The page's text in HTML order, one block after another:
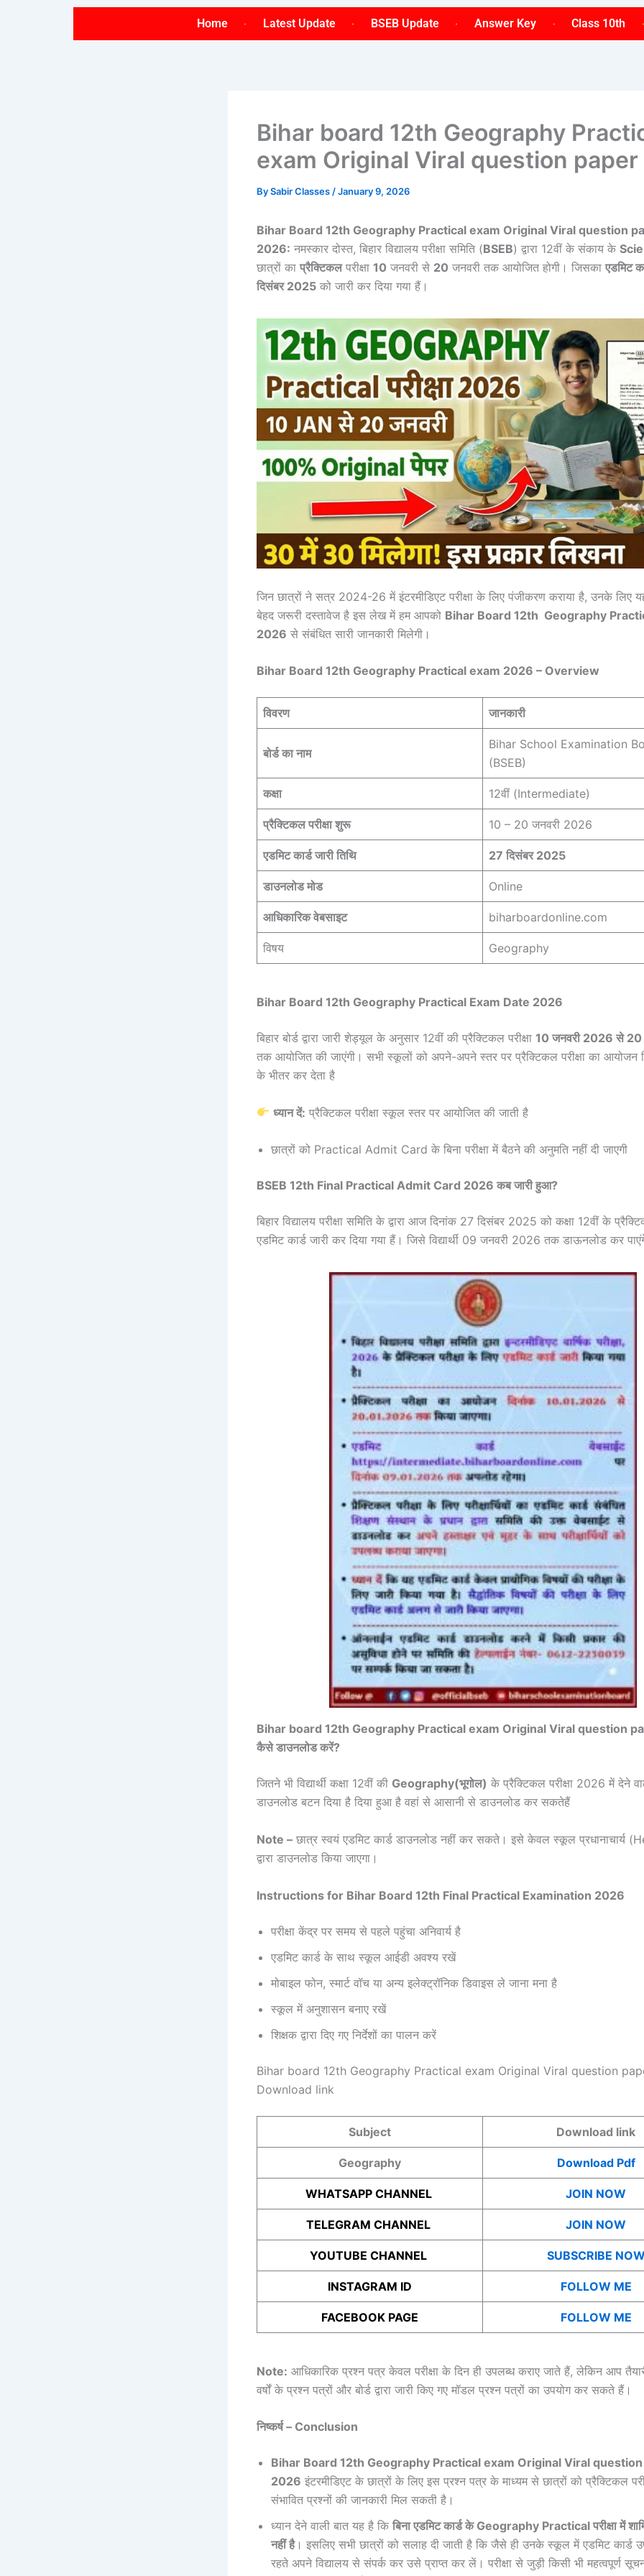
Home Latest Update BSEB Update Answer Key Class 10th
Bihar board 12th Geography
exam Original Viral question
BySabir Classes /January 9, 2026
Bihar Board 12th Geography Practical exam Original Viral question
2026: नमस्कार दोस्त, बिहार विद्यालय परीक्षा समिति (BSEB) द्वारा 12वीं के संकाय के
छात्रों का प्रैक्टिकलपरीक्षा 10 जनवरी से 20 जनवरी तक आयोजित होगी। जिसका एडमिट
दिसंबर 2025 को जारी कर दिया गया हैं।
जिन छात्रों ने सत्र 2024-26 में इंटरमीडिएट परीक्षा के लिए पंजीकरण कराया है, उनके लिए
बेहद जरूरी दस्तावेज है इस लेख में हम आपको Bihar Board 12th Geography
2026 से संबंधित सारी जानकारी मिलेगी।
Bihar Board 12th Geography Practical exam 2026 – Overview
विवरण जानकारी
बोर्ड का नाम
Bihar School Examination
(BSEB)
कक्षा 12वीं (Intermediate)
प्रैक्टिकल परीक्षा शुरू 10 – 20 जनवरी 2026
एडमिट कार्ड जारी तिथि 27 दिसंबर 2025
डाउनलोड मोड Online
आधिकारिक वेबसाइट biharboardonline.com
विषय Geography
Bihar Board 12th Geography Practical Exam Date 2026
बिहार बोर्ड द्वारा जारी शेड्यूल के अनुसार 12वीं की प्रैक्टिकल परीक्षा 10 जनवरी 2026 से 20
तक आयोजित की जाएंगी। सभी स्कूलों को अपने-अपने स्तर पर प्रैक्टिकल परीक्षा का आयोजन
के भीतर कर देता है
ध्यान दें: प्रैक्टिकल परीक्षा स्कूल स्तर पर आयोजित की जाती है
छात्रों को Practical Admit Card के बिना परीक्षा में बैठने की अनुमति नहीं दी जाएगी
BSEB 12th Final Practical Admit Card 2026 कब जारी हुआ?
बिहार विद्यालय परीक्षा समिति के द्वारा आज दिनांक 27 दिसंबर 2025 को कक्षा 12वीं के
एडमिट कार्ड जारी कर दिया गया हैं। जिसे विद्यार्थी 09 जनवरी 2026 तक डाऊनलोड कर
Bihar board 12th Geography Practical exam Original Viral question
कैसे डाउनलोड करें?
जितने भी विद्यार्थी कक्षा 12वीं की Geography(भूगोल) के प्रैक्टिकल परीक्षा 2026 में देने
डाउनलोड बटन दिया है दिया हुआ है वहां से आसानी से डाउनलोड कर सकतेहैं
Note – छात्र स्वयं एडमिट कार्ड डाउनलोड नहीं कर सकते। इसे केवल स्कूल प्रधानाचार्य
द्वारा डाउनलोड किया जाएगा।
Instructions for Bihar Board 12th Final Practical Examination 2026
परीक्षा केंद्र पर समय से पहले पहुंचा अनिवार्य है
एडमिट कार्ड के साथ स्कूल आईडी अवश्य रखें
मोबाइल फोन, स्मार्ट वॉच या अन्य इलेक्ट्रॉनिक डिवाइस ले जाना मना है
स्कूल में अनुशासन बनाए रखें
शिक्षक द्वारा दिए गए निर्देशों का पालन करें
Bihar board 12th Geography Practical exam Original Viral question
Download link
Subject Download link
Geography Download Pdf
WHATSAPP CHANNEL JOIN NOW
TELEGRAM CHANNEL JOIN NOW
YOUTUBE CHANNEL SUBSCRIBE
INSTAGRAM ID FOLLOW ME
FACEBOOK PAGE FOLLOW ME
Note: आधिकारिक प्रश्न पत्र केवल परीक्षा के दिन ही उपलब्ध कराए जाते हैं, लेकिन आप
वर्षों के प्रश्न पत्रों और बोर्ड द्वारा जारी किए गए मॉडल प्रश्न पत्रों का उपयोग कर सकते हैं।
निष्कर्ष – Conclusion
Bihar Board 12th Geography Practical exam Original Viral
2026 इंटरमीडिएट के छात्रों के लिए इस प्रश्न पत्र के माध्यम से छात्रों को प्रैक्टिकल
संभावित प्रश्नों की जानकारी मिल सकती है।
ध्यान देने वाली बात यह है कि बिना एडमिट कार्ड के Geography Practical परीक्षा में
नहीं है। इसलिए सभी छात्रों को सलाह दी जाती है कि जैसे ही उनके स्कूल में एडमिट कार्ड
रहते अपने विद्यालय से संपर्क कर उसे प्राप्त कर लें। परीक्षा से जुड़ी किसी भी महत्वपूर्ण